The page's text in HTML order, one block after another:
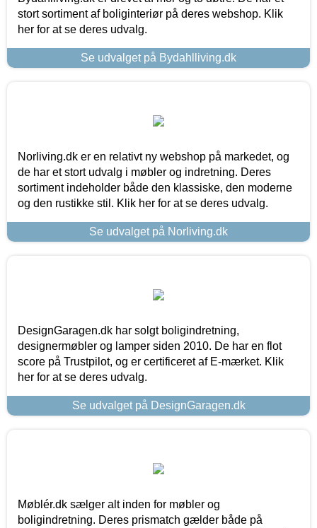
stort sortiment af boliginteriør på deres webshop. Klik
her for at se deres udvalg.
Se udvalget på Bydahlliving.dk
Norliving.dk er en relativt ny webshop på markedet, og
de har et stort udvalg i møbler og indretning. Deres
sortiment indeholder både den klassiske, den moderne
og den rustikke stil. Klik her for at se deres udvalg.
Se udvalget på Norliving.dk
DesignGaragen.dk har solgt boligindretning,
designermøbler og lamper siden 2010. De har en flot
score på Trustpilot, og er certificeret af E-mærket. Klik
her for at se deres udvalg.
Se udvalget på DesignGaragen.dk
Møblér.dk sælger alt inden for møbler og
boligindretning. Deres prismatch gælder både på